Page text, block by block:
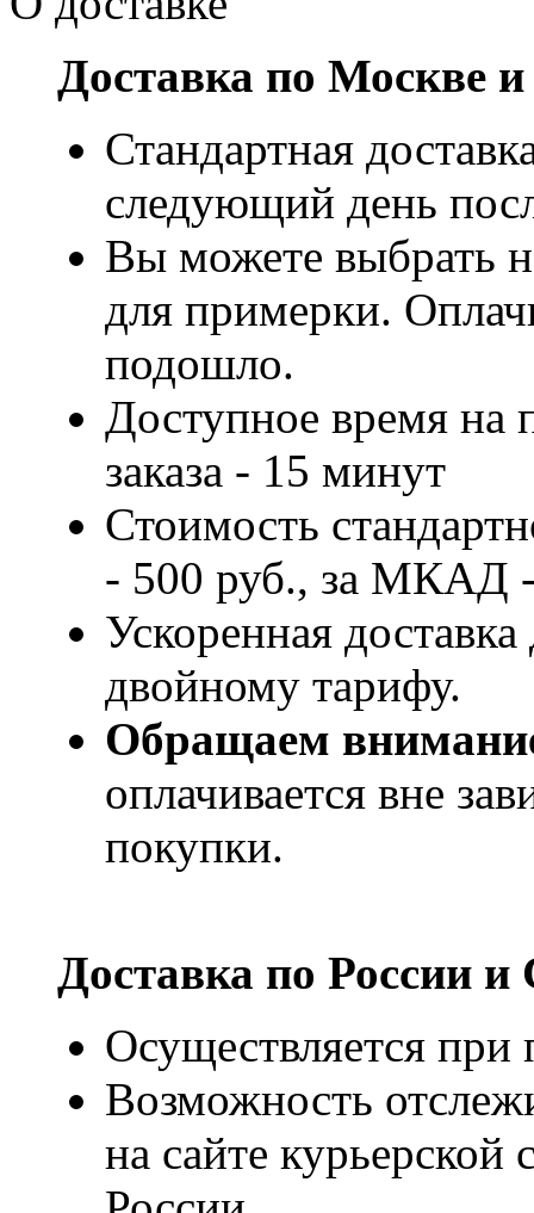
Доставка по Москве
Стандартная
следующий день
Вы можете выбрать
для примерки.
подошло.
Доступное время на
заказа - 15 минут
Стоимость
- 500 руб., за МКАД
Ускоренная
двойному тарифу.
Обращаем
оплачивается вне
покупки.
Доставка по России
Осуществляется при
Возможность
на сайте